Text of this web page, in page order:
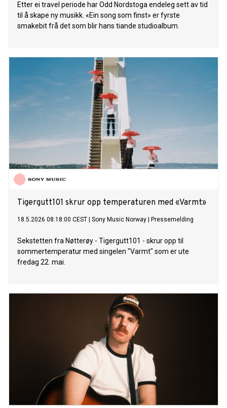
Etter ei travel periode har Odd Nordstoga endeleg sett av tid
til å skape ny musikk. «Ein song som finst» er fyrste
smakebit frå det som blir hans tiande studioalbum.
Tigergutt101 skrur opp temperaturen med «Varmt»
18.5.2026 08:18:00 CEST Sony Music Norway Pressemelding
Sekstetten fra Nøtterøy - Tigergutt101 - skrur opp til
sommertemperatur med singelen "Varmt" som er ute
fredag 22. mai.